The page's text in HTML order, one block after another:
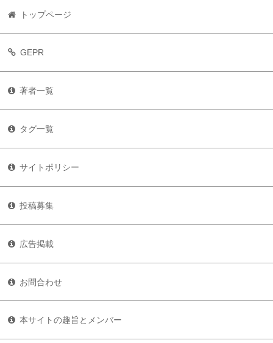
トップページ
GEPR
著者一覧
タグ一覧
サイトポリシー
投稿募集
広告掲載
お問合わせ
本サイトの趣旨とメンバー